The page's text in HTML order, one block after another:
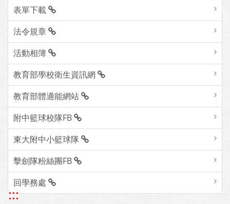
表單下載
法令規章
活動相簿
教育部學校衛生資訊網
教育部體適能網站
附中籃球校隊FB
東大附中小籃球隊
擊劍隊粉絲團FB
回學務處
:::